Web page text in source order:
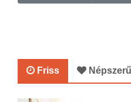
Friss Népszerű